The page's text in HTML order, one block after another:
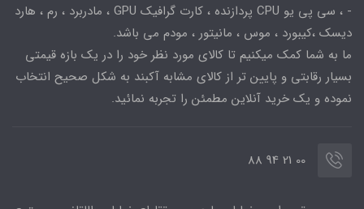
- ، سی پی یو CPU پردازنده ، کارت گرافیک GPU ، مادربرد ، رم ، هارد
دیسک ،کیبورد ، موس ، مانیتور ، مودم می باشد.
ما به شما کمک میکنیم تا کالای مورد نظر خود را در یک بازه قیمتی
بسیار رقابتی و پایین تر از کالای مشابه آکبند به شکل صحیح انتخاب
نموده و یک خرید آنلاین مطمئن را تجربه نمائید.
00 21 94 88